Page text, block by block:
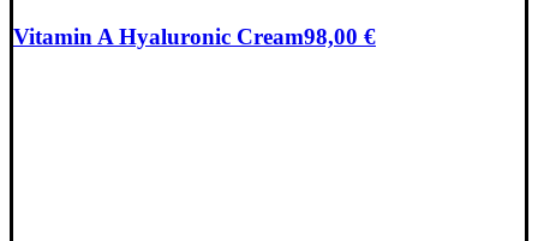
Vitamin A Hyaluronic Cream98,00 €